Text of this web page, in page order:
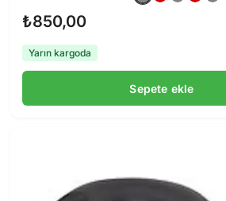
₺850,00
Yarın kargoda
Sepete ekle